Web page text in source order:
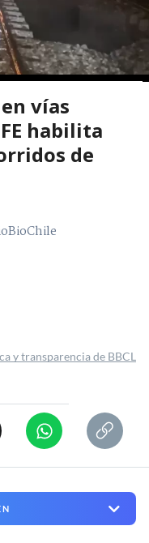
vías
habilita
de
y transparencia de BBCL